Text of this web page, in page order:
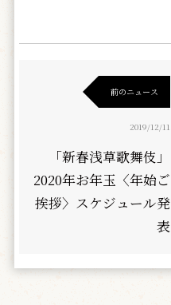
前のニュース
2019/12/11
「新春浅草歌舞伎」
2020年お年玉〈年始ご
挨拶〉スケジュール発
表